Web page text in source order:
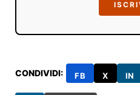
CONDIVIDI: FB X IN